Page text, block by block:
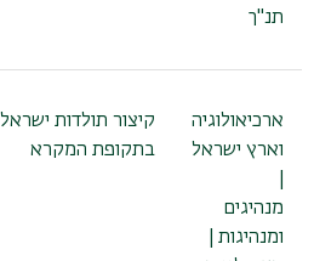
תנ"ך
ארכיאולוגיה
וארץ ישראל
מנהיגים
ומנהיגות |
קיצור תולדות ישראל
בתקופת המקרא